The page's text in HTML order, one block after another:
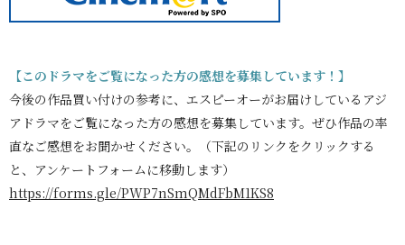
【このドラマをご覧になった方の感想を募集しています！】
今後の作品買い付けの参考に、エスピーオーがお届けしているアジ
アドラマをご覧になった方の感想を募集しています。ぜひ作品の率
直なご感想をお聞かせください。（下記のリンクをクリックする
と、アンケートフォームに移動します）
https://forms.gle/PWP7nSmQMdFbM1KS8